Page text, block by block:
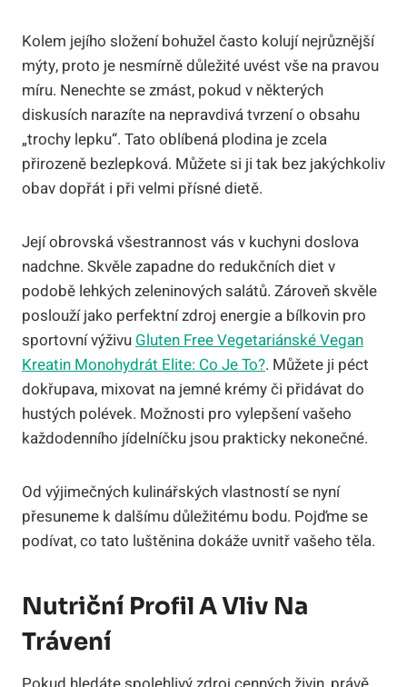
Kolem jejího složení bohužel často kolují nejrůznější
mýty, proto je nesmírně důležité uvést vše na pravou
míru. Nenechte se zmást, pokud v některých
diskusích narazíte na nepravdivá tvrzení o obsahu
„trochy lepku“. Tato oblíbená plodina je zcela
přirozeně bezlepková. Můžete si ji tak bez jakýchkoliv
obav dopřát i při velmi přísné dietě.
Její obrovská všestrannost vás v kuchyni doslova
nadchne. Skvěle zapadne do redukčních diet v
podobě lehkých zeleninových salátů. Zároveň skvěle
poslouží jako perfektní zdroj energie a bílkovin pro
sportovní výživu Gluten Free Vegetariánské Vegan
Kreatin Monohydrát Elite: Co Je To?. Můžete ji péct
dokřupava, mixovat na jemné krémy či přidávat do
hustých polévek. Možnosti pro vylepšení vašeho
každodenního jídelníčku jsou prakticky nekonečné.
Od výjimečných kulinářských vlastností se nyní
přesuneme k dalšímu důležitému bodu. Pojďme se
podívat, co tato luštěnina dokáže uvnitř vašeho těla.
Nutriční Profil A Vliv Na
Trávení